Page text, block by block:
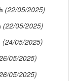
(22/05/2025)
(22/05/2025)
(24/05/2025)
05/2025)
05/2025)